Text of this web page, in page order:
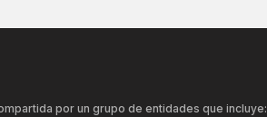
por un grupo de entidades que incluye: